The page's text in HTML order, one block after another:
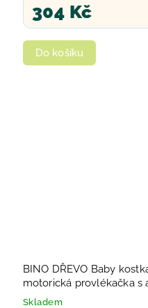
304 Kč
Do košíku
BINO DŘEVO Baby
motorická provlékačka s
7v1
Skladem